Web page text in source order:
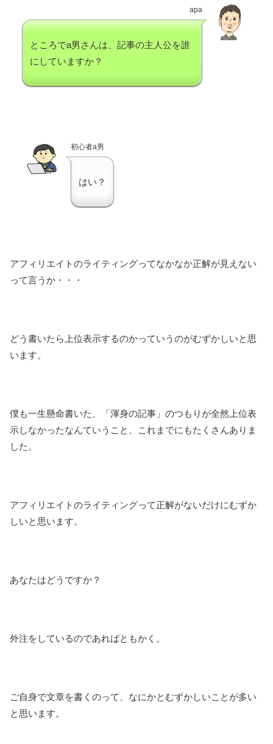
apa
ところでa男さんは、記事の主人公を誰
にしていますか？
初心者a男
はい？
アフィリエイトのライティングってなかなか正解が見えない
って言うか・・・
どう書いたら上位表示するのかっていうのがむずかしいと思
います。
僕も一生懸命書いた、「渾身の記事」のつもりが全然上位表
示しなかったなんていうこと、これまでにもたくさんありま
した。
アフィリエイトのライティングって正解がないだけにむずか
しいと思います。
あなたはどうですか？
外注をしているのであればともかく。
ご自身で文章を書くのって、なにかとむずかしいことが多い
と思います。